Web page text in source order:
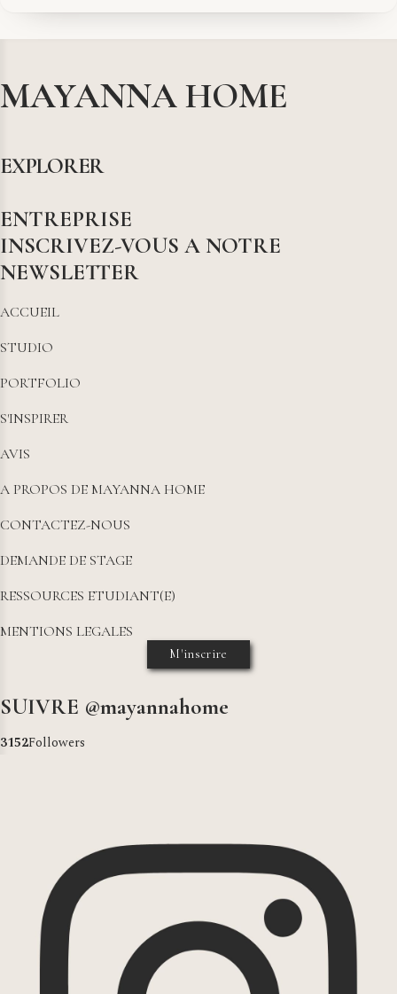
MAYANNA HOME
EXPLORER
ENTREPRISE
INSCRIVEZ-VOUS A NOTRE
NEWSLETTER
ACCUEIL
STUDIO
PORTFOLIO
S'INSPIRER
AVIS
A PROPOS DE MAYANNA HOME
CONTACTEZ-NOUS
DEMANDE DE STAGE
RESSOURCES ETUDIANT(E)
MENTIONS LEGALES
M'inscrire
SUIVRE @mayannahome
3193Followers